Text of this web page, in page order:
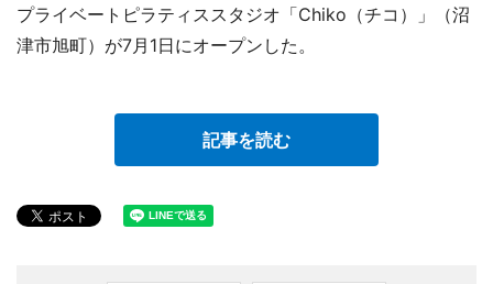
プライベートピラティススタジオ「Chiko（チコ）」（沼
津市旭町）が7月1日にオープンした。
記事を読む